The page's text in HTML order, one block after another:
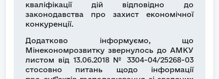
кваліфікації дій відповідно до
законодавства про захист економічної
конкуренції.
Додатково інформуємо, що
Мінекономрозвитку звернулось до АМКУ
листом від 13.06.2018 № 3304-04/25268-03
стосовно питань щодо інформації